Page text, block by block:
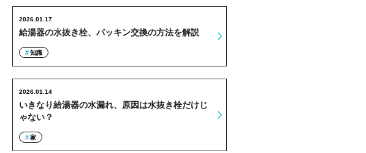
給湯器の水抜き栓、パッキン交換の方法を解説
2026.01.17
知識
いきなり給湯器の水漏れ、原因は水抜き栓だけじ
ゃない？
2026.01.14
家